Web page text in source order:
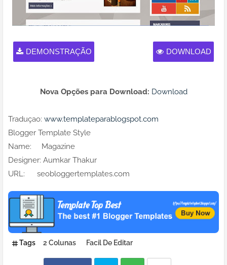
DOWNLOAD
DEMONSTRAÇÃO
Nova Opções para Download: Download
Traduçao: www.templateparablogspot.com
Blogger Template Style
Name: Magazine
Designer: Aumkar Thakur
URL: seobloggertemplates.com
Tags 2 Colunas Facil De Editar